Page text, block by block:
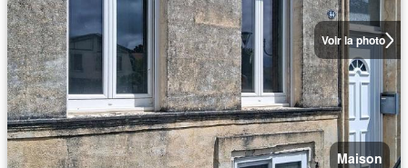
Voir la photo
Maison